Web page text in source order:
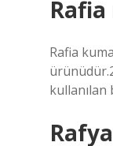
Rafia